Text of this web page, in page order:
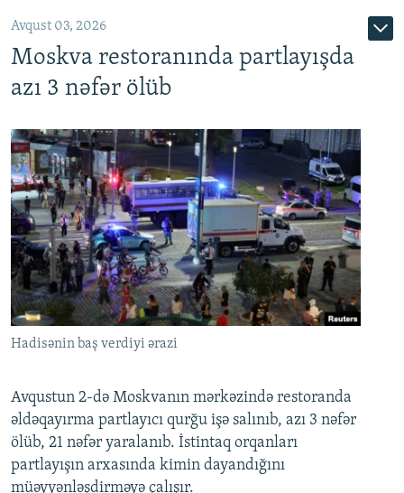
Avqust 03, 2026
Moskva restoranında partlayışda
azı 3 nəfər ölüb
Hadisənin baş verdiyi ərazi
Avqustun 2-də Moskvanın mərkəzində restoranda
əldəqayırma partlayıcı qurğu işə salınıb, azı 3 nəfər
ölüb, 21 nəfər yaralanıb. İstintaq orqanları
partlayışın arxasında kimin dayandığını
müəyyənləşdirməyə çalışır.